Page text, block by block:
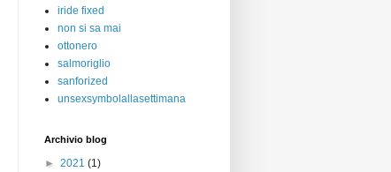
iride fixed
non si sa mai
ottonero
salmoriglio
sanforized
unsexsymbolallasettimana
Archivio blog
► 2021 (1)